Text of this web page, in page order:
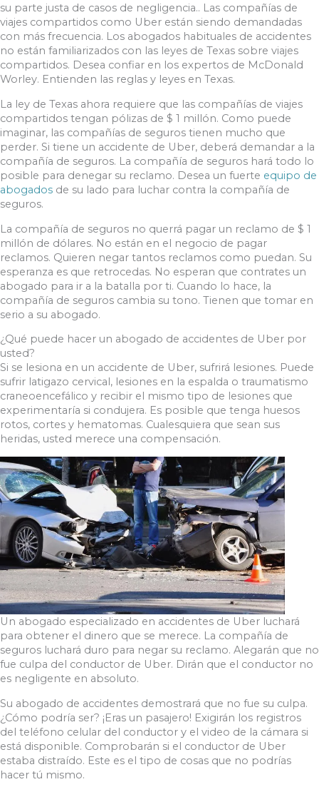
su parte justa de casos de negligencia.. Las compañías de
viajes compartidos como Uber están siendo demandadas
con más frecuencia. Los abogados habituales de accidentes
no están familiarizados con las leyes de Texas sobre viajes
compartidos. Desea confiar en los expertos de McDonald
Worley. Entienden las reglas y leyes en Texas.
La ley de Texas ahora requiere que las compañías de viajes
compartidos tengan pólizas de $ 1 millón. Como puede
imaginar, las compañías de seguros tienen mucho que
perder. Si tiene un accidente de Uber, deberá demandar a la
compañía de seguros. La compañía de seguros hará todo lo
posible para denegar su reclamo. Desea un fuerte equipo de
abogados de su lado para luchar contra la compañía de
seguros.
La compañía de seguros no querrá pagar un reclamo de $ 1
millón de dólares. No están en el negocio de pagar
reclamos. Quieren negar tantos reclamos como puedan. Su
esperanza es que retrocedas. No esperan que contrates un
abogado para ir a la batalla por ti. Cuando lo hace, la
compañía de seguros cambia su tono. Tienen que tomar en
serio a su abogado.
¿Qué puede hacer un abogado de accidentes de Uber por
usted?
Si se lesiona en un accidente de Uber, sufrirá lesiones. Puede
sufrir latigazo cervical, lesiones en la espalda o traumatismo
craneoencefálico y recibir el mismo tipo de lesiones que
experimentaría si condujera. Es posible que tenga huesos
rotos, cortes y hematomas. Cualesquiera que sean sus
heridas, usted merece una compensación.
Un abogado especializado en accidentes de Uber luchará
para obtener el dinero que se merece. La compañía de
seguros luchará duro para negar su reclamo. Alegarán que no
fue culpa del conductor de Uber. Dirán que el conductor no
es negligente en absoluto.
Su abogado de accidentes demostrará que no fue su culpa.
¿Cómo podría ser? ¡Eras un pasajero! Exigirán los registros
del teléfono celular del conductor y el video de la cámara si
está disponible. Comprobarán si el conductor de Uber
estaba distraído. Este es el tipo de cosas que no podrías
hacer tú mismo.